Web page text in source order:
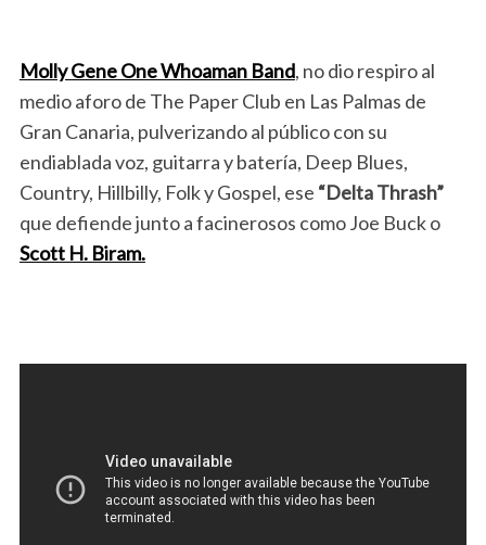
Molly Gene One Whoaman Band, no dio respiro al
medio aforo de The Paper Club en Las Palmas de
Gran Canaria, pulverizando al público con su
endiablada voz, guitarra y batería, Deep Blues,
Country, Hillbilly, Folk y Gospel, ese “Delta Thrash”
que defiende junto a facinerosos como Joe Buck o
Scott H. Biram.